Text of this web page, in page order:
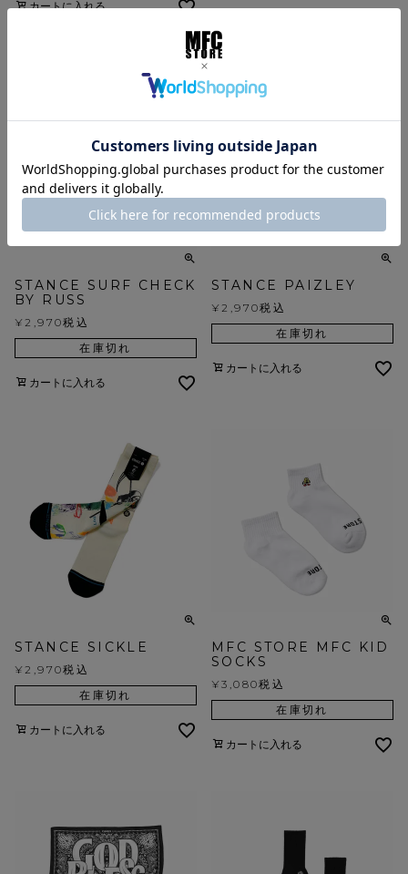
カートに入れる
STANCE SURF CHECK
BY RUSS
¥ 2,970税込
在庫切れ
カートに入れる
STANCE PAIZLEY
¥ 2,970税込
在庫切れ
カートに入れる
STANCE SICKLE
¥ 2,970税込
在庫切れ
カートに入れる
MFC STORE MFC KID
SOCKS
¥3,080税込
在庫切れ
カートに入れる